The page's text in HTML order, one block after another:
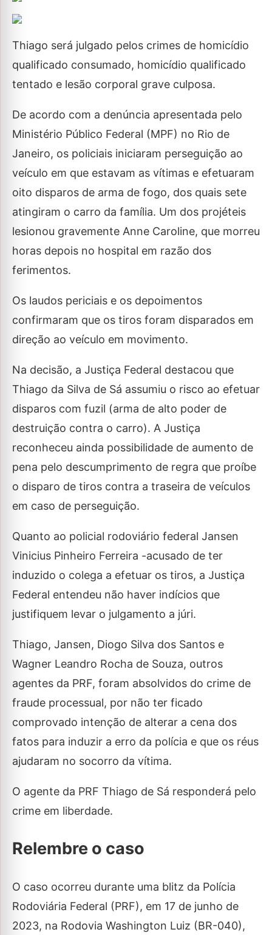
Thiago será julgado pelos crimes de homicídio
qualificado consumado, homicídio qualificado
tentado e lesão corporal grave culposa.
De acordo com a denúncia apresentada pelo
Ministério Público Federal (MPF) no Rio de
Janeiro, os policiais iniciaram perseguição ao
veículo em que estavam as vítimas e efetuaram
oito disparos de arma de fogo, dos quais sete
atingiram o carro da família. Um dos projéteis
lesionou gravemente Anne Caroline, que morreu
horas depois no hospital em razão dos
ferimentos.
Os laudos periciais e os depoimentos
confirmaram que os tiros foram disparados em
direção ao veículo em movimento.
Na decisão, a Justiça Federal destacou que
Thiago da Silva de Sá assumiu o risco ao efetuar
disparos com fuzil (arma de alto poder de
destruição contra o carro). A Justiça
reconheceu ainda possibilidade de aumento de
pena pelo descumprimento de regra que proíbe
o disparo de tiros contra a traseira de veículos
em caso de perseguição.
Quanto ao policial rodoviário federal Jansen
Vinicius Pinheiro Ferreira -acusado de ter
induzido o colega a efetuar os tiros, a Justiça
Federal entendeu não haver indícios que
justifiquem levar o julgamento a júri.
Thiago, Jansen, Diogo Silva dos Santos e
Wagner Leandro Rocha de Souza, outros
agentes da PRF, foram absolvidos do crime de
fraude processual, por não ter ficado
comprovado intenção de alterar a cena dos
fatos para induzir a erro da polícia e que os réus
ajudaram no socorro da vítima.
O agente da PRF Thiago de Sá responderá pelo
crime em liberdade.
Relembre o caso
O caso ocorreu durante uma blitz da Polícia
Rodoviária Federal (PRF), em 17 de junho de
2023, na Rodovia Washington Luiz (BR-040),